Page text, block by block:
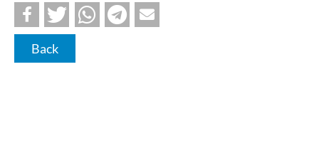
Back